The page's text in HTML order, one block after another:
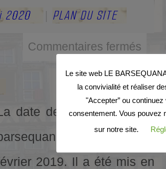
2020 PLAN DU SITE
Commentaires fermés
date de création du site
est le 4
2019. Il a été mis en
Le site web LE
la convivialité et réaliser
"Accepter” ou
consentement. Vous pouvez
sur notre site.